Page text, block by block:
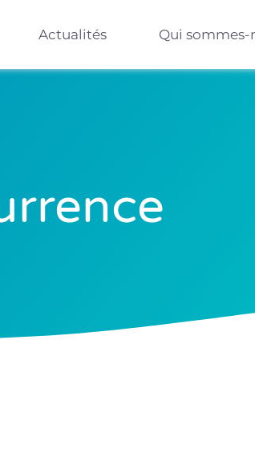
Actualités Qui sommes-